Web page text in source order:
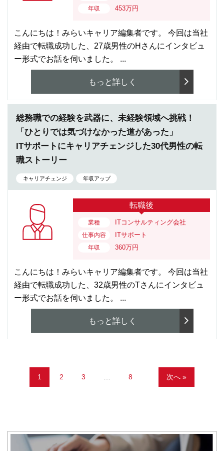
年収 453万円
こんにちは！みらいキャリア編集者です。 今回は当社
経由で転職成功した、27歳男性のHさんにインタビュ
ー形式でお話を伺いました。 ...
もっと詳しく
総務職での経験を武器に、未経験領域へ挑戦！
「ひとりでは気づけなかった道があった」
ITサポートにキャリアチェンジした30代男性の転
職ストーリー
キャリアチェンジ 年収アップ
転職後
業種 ITコンサルティング会社
仕事内容 ITサポート
年収 360万円
こんにちは！みらいキャリア編集者です。 今回は当社
経由で転職成功した、32歳男性のTさんにインタビュ
ー形式でお話を伺いました。 ...
もっと詳しく
1 2 3 8 次へ »